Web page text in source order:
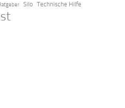
Silo Technische Hilfe